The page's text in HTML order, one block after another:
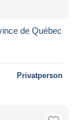
de Québec
Privatperson